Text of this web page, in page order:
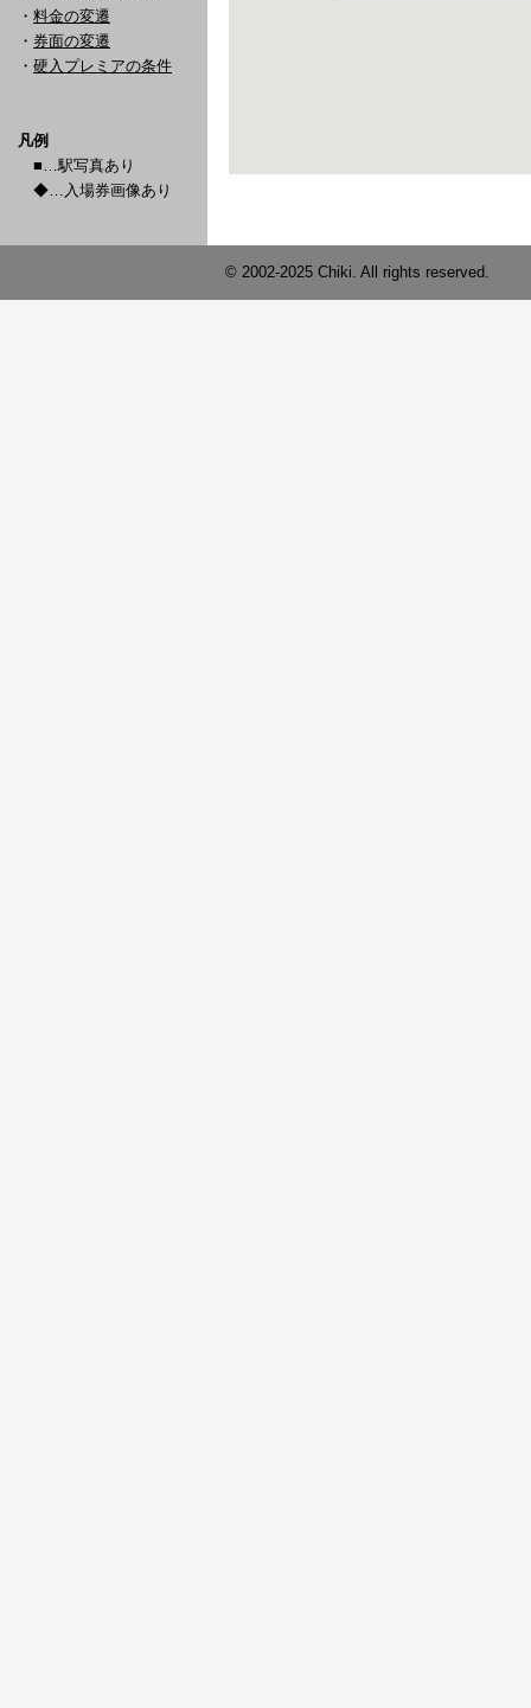
・ 料金の変遷
・ 券面の変遷
・ 硬入プレミアの条件
凡例
■…駅写真あり
◆…入場券画像あり
© 2002-2025 Chiki. All rights reserved.